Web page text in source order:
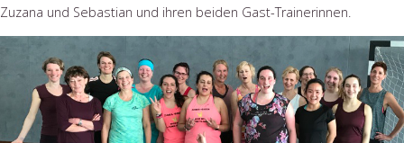
Zuzana und Sebastian und ihren beiden Gast-Trainerinnen.